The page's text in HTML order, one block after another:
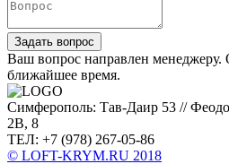
Задать вопрос
Ваш вопрос направлен менеджеру.
ближайшее время.
Симферополь: Тав-Даир 53 //
2В, 8
ТЕЛ: +7 (978) 267-05-86
© LOFT-KRYM.RU 2018